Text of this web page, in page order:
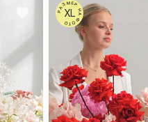
РАЗМЕР НА ФОТО
XL